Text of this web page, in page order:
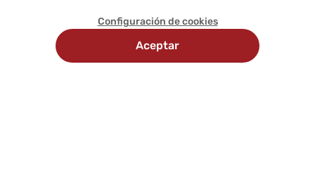
Configuración de cookies
Aceptar